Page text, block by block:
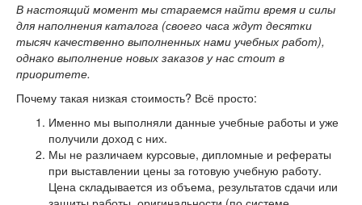
В настоящий момент мы стараемся найти время и силы
для наполнения каталога (своего часа ждут десятки
тысяч качественно выполненных нами учебных работ),
однако выполнение новых заказов у нас стоит в
приоритете.
Почему такая низкая стоимость? Всё просто:
Именно мы выполняли данные учебные работы и уже
получили доход с них.
Мы не различаем курсовые, дипломные и рефераты
при выставлении цены за готовую учебную работу.
Цена складывается из объема, результатов сдачи или